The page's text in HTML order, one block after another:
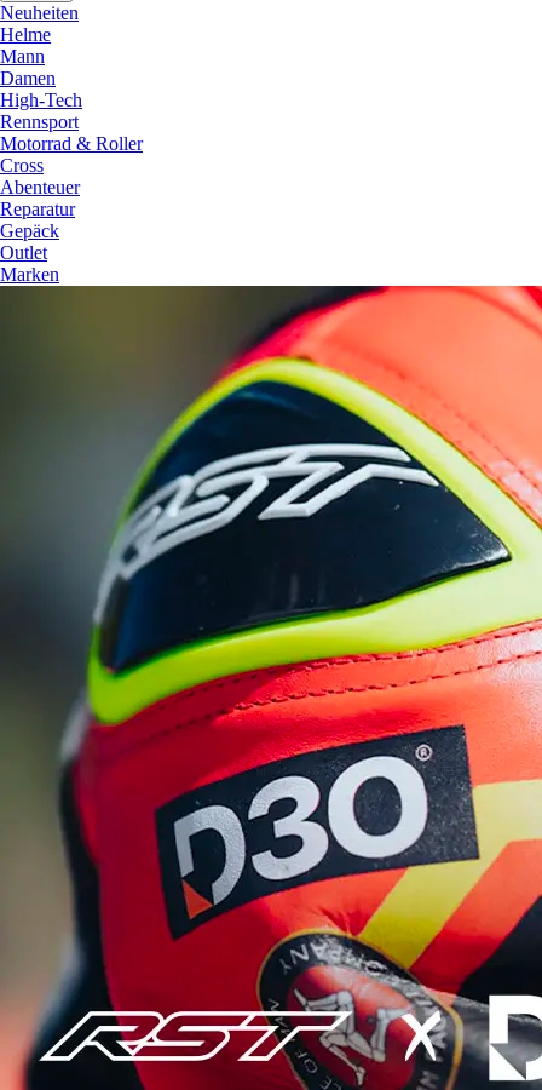
Neuheiten
Helme
Mann
Damen
High-Tech
Rennsport
Motorrad & Roller
Cross
Abenteuer
Reparatur
Gepäck
Outlet
Marken